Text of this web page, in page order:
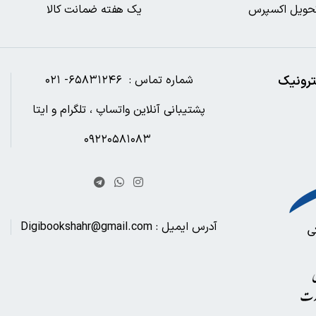
اکسپرس یک هفته ضمانت کالا
شماره تماس : ۶۵۸۳۱۲۴۶- ۰۲۱
پشتیبانی آنلاین واتساپ ، تلگرام و ایتا
آدرس ایمیل : Digibookshahr@gmail.com